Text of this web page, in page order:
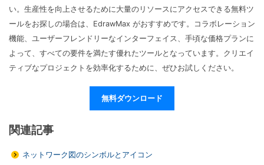
い。生産性を向上させるために大量のリソースにアクセスできる無料ツ
ールをお探しの場合は、EdrawMax がおすすめです。コラボレーション
機能、ユーザーフレンドリーなインターフェイス、手頃な価格プランに
よって、すべての要件を満たす優れたツールとなっています。クリエイ
ティブなプロジェクトを効率化するために、ぜひお試しください。
無料ダウンロード
関連記事
ネットワーク図のシンボルとアイコン